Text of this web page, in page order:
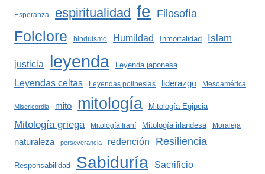
Esperanza espiritualidad fe Filosofía
Folclore hinduismo Humildad Inmortalidad Islam
justicia leyenda Leyenda japonesa
Leyendas celtas Leyendas polinesias liderazgo Mesoamérica
Misericordia mito mitología Mitología Egipcia
Mitología griega Mitología Iraní Mitología irlandesa Moraleja
naturaleza perseverancia redención Resiliencia
Responsabilidad Sabiduría Sacrificio